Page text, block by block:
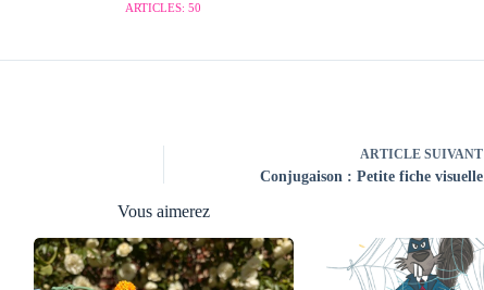
r
r
ARTICLES: 50
ARTICLESUIVANT
Conjugaison : Petite fiche visuelle
Vous aimerez